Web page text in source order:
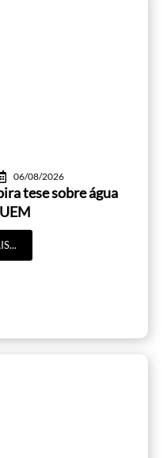
06/08/2026
tese sobre água